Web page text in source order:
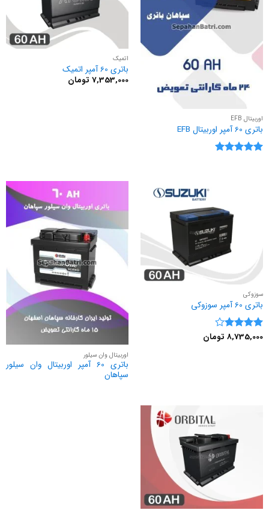
اوربیتال EFB
باتری 60 آمپر اوربیتال EFB
اتمیک
باتری 60 آمپر اتمیک
7,353,000 تومان
سوزوکی
باتری 60 آمپر سوزوکی
نمره4
8,735,000 تومان
اوربیتال وان سیلور
باتری 60 آمپر اوربیتال وان سیلور
سپاهان